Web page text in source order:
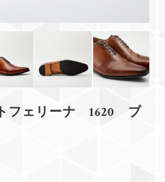
フェリーナ 1620 ブ